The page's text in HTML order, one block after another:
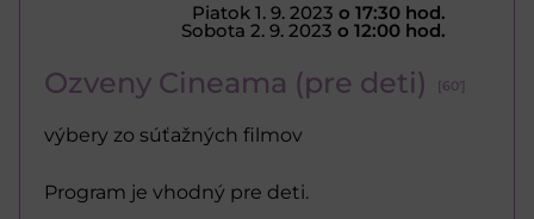
Piatok 1. 9. 2023 o 17:30 hod.
Sobota 2. 9. 2023 o 12:00 hod.
Ozveny Cineama (pre deti) [60']
výbery zo súťažných filmov
Program je vhodný pre deti.